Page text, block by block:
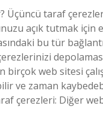
Üçüncü taraf
açık tutmak
bu tür
web sitesi
ve zaman
çerezleri: Diğer